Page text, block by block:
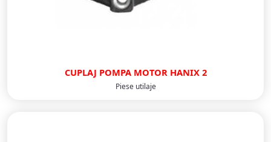
CUPLAJ POMPA MOTOR HANIX 2
Piese utilaje